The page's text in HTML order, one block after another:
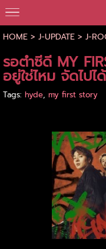
HOME> J-UPDATE> J-
รอตำซีดี MY
อยู่ใช่ไหม จัดไปไ
Tags: hyde, my first story